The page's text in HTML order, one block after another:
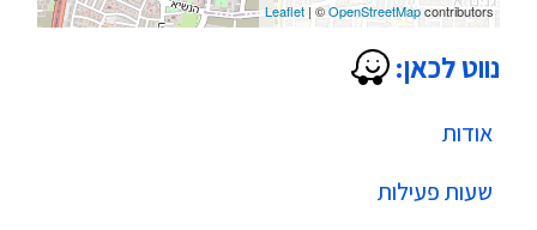
אודות
שעות פעילות
Leaflet| ©OpenStreetMapcontributors
נווט לכאן: